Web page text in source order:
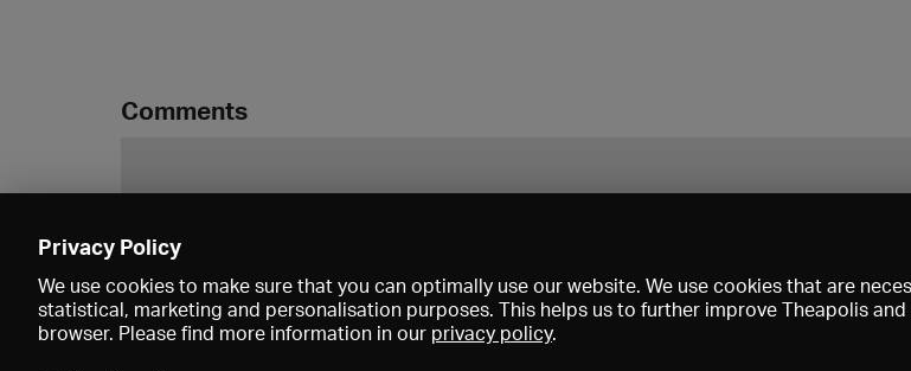
Comments
Privacy Policy
We use cookies to make sure that you can optimally use our website. We use cookies that are
statistical, marketing and personalisation purposes. This helps us to further improve Theapolis
browser. Please find more information in our privacy policy.